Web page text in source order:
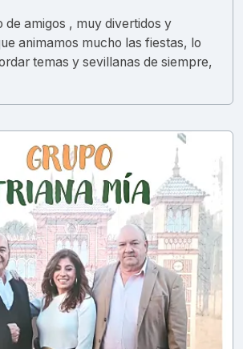
de amigos , muy divertidos y
animamos mucho las fiestas, lo
temas y sevillanas de siempre,